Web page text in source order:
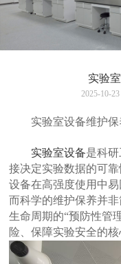
实验
2025-10-
实验室设备维护保
实验室设备是科
接决定实验数据的可
设备在高强度使用中
而科学的维护保养并
生命周期的“预防性管
险、保障实验安全的核